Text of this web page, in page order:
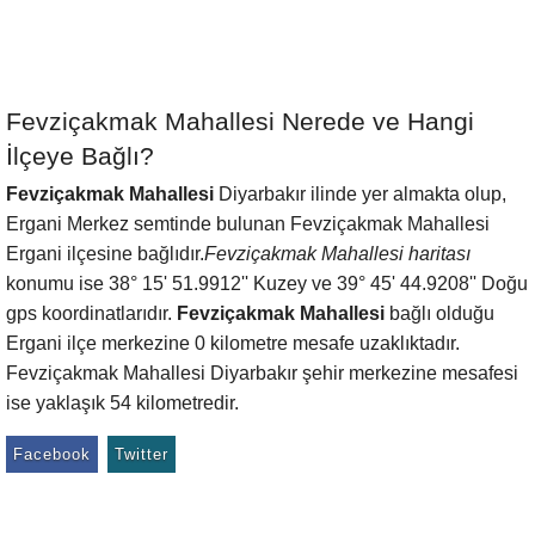
Fevziçakmak Mahallesi Nerede ve Hangi
İlçeye Bağlı?
Fevziçakmak Mahallesi Diyarbakır ilinde yer almakta olup,
Ergani Merkez semtinde bulunan Fevziçakmak Mahallesi
Ergani ilçesine bağlıdır.Fevziçakmak Mahallesi haritası
konumu ise 38° 15' 51.9912'' Kuzey ve 39° 45' 44.9208'' Doğu
gps koordinatlarıdır. Fevziçakmak Mahallesi bağlı olduğu
Ergani ilçe merkezine 0 kilometre mesafe uzaklıktadır.
Fevziçakmak Mahallesi Diyarbakır şehir merkezine mesafesi
ise yaklaşık 54 kilometredir.
Facebook Twitter